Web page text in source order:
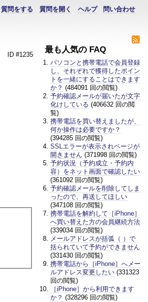
問い合わせ
ヘルプ
質問を開く
質問をする
最も人気の FAQ
パソコンと携帯電話で会員登録
し、それぞれで獲得したポイン
トを一緒にすることはできます
か？ (484091 回の閲覧)
予約確認メールが届いたが文字
化けしている (406632 回の閲
覧)
携帯電話を買い替えましたが、
何か操作は必要ですか？
(394285 回の閲覧)
SSLエラーが表示されページが
開きません (371998 回の閲覧)
予約状況（予約成立・予約内
容）をネット画面で確認したい
(361092 回の閲覧)
予約確認メールを削除してしま
ったので、再送してほしい
(347108 回の閲覧)
携帯電話を解約して［iPhone］
へ買い替えた方の会員継続方法
(339034 回の閲覧)
メールアドレスが括弧（ ）で
括られていて予約ができません
(331430 回の閲覧)
携帯電話から［iPhone］へメー
ルアドレス変更したい (331323
回の閲覧)
［iPhone］から利用できます
か？ (328296 回の閲覧)
ID #1235